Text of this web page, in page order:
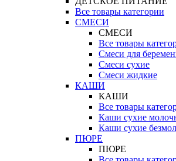
Все товары категории
СМЕСИ
СМЕСИ
Все товары
Смеси для
Смеси сухие
Смеси жидкие
КАШИ
КАШИ
Все товары
Каши сухие
Каши сухие
ПЮРЕ
ПЮРЕ